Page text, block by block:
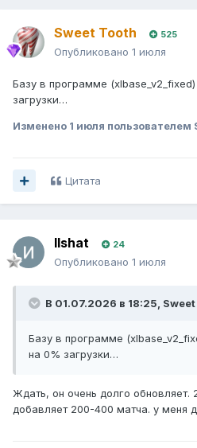
Sweet Tooth 525
Опубликовано 1 июля
Базу в программе
загрузки…
Изменено 1 июля пользователем
Цитата
Ilshat 24
Опубликовано 1 июля
В 01.07.2026 в 18:25,
Базу в программе
на 0% загрузки…
Ждать, он очень долго обновляет.
добавляет 200-400 матча. у меня